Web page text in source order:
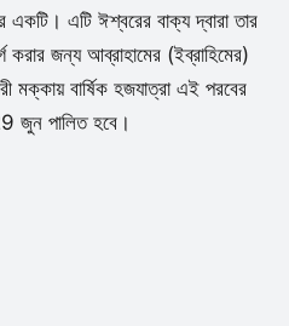
এটি ঈশ্বরের বাক্য দ্বারা তার
জন্য আব্রাহামের (ইব্রাহিমের)
মক্কায় বার্ষিক হজযাত্রা এই পরবের
জুন পালিত হবে।